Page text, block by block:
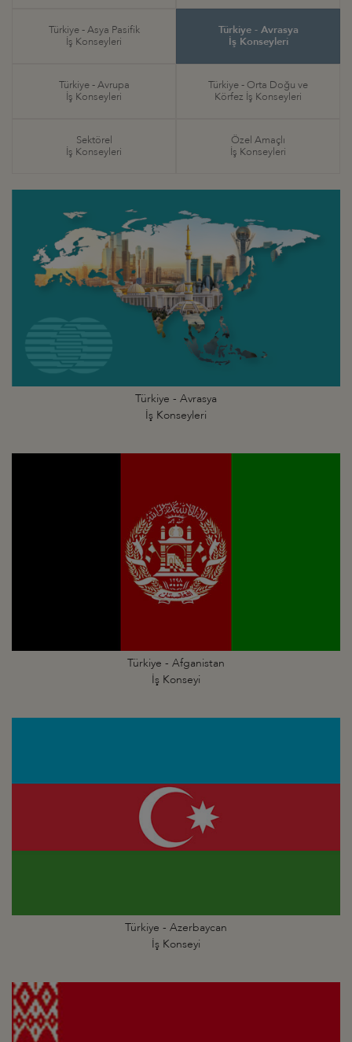
Türkiye - Asya Pasifik
İş Konseyleri
Türkiye - Avrasya
İş Konseyleri
Türkiye - Avrupa
İş Konseyleri
Türkiye - Orta Doğu ve
Körfez İş Konseyleri
Sektörel
İş Konseyleri
Özel Amaçlı
İş Konseyleri
Türkiye - Avrasya
İş Konseyleri
Türkiye - Afganistan
İş Konseyi
Türkiye - Azerbaycan
İş Konseyi